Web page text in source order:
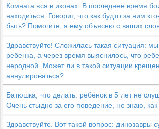
Комната вся в иконах. В последнее время
находиться. Говорит, что как будто за ним
быть? Помогите, я ему объясню с ваших
Здравствуйте! Сложилась такая ситуация:
ребенка, а через время выяснилось, что
неродной. Может ли в такой ситуации
аннулироваться?
Батюшка, что делать: ребёнок в 5 лет не
Очень стыдно за его поведение, не знаю,
Здравствуйте. Вот такой вопрос: динозавры